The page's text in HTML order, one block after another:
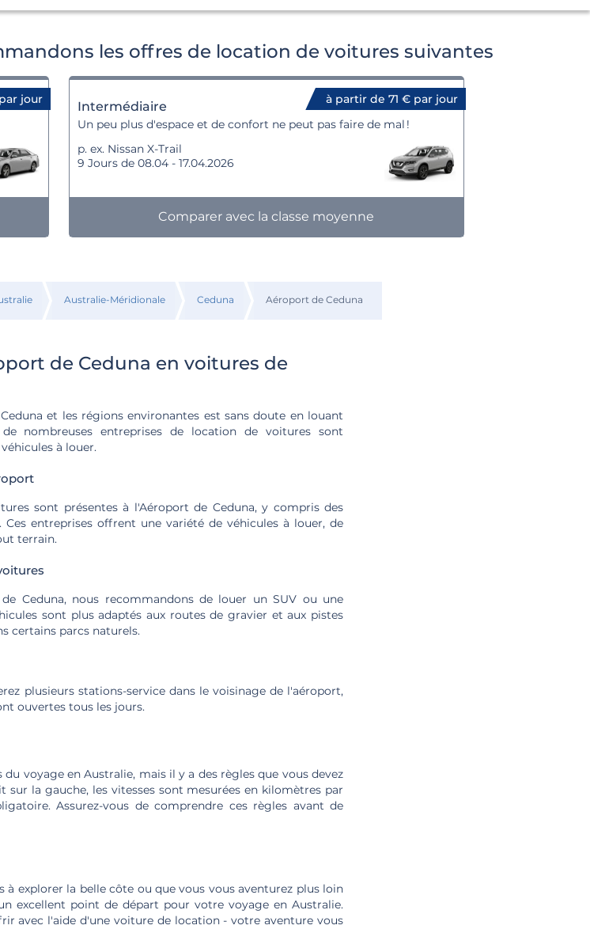
les offres de location de voitures suivantes
jour à partir de 71 € par jour
Intermédiaire
Un peu plus d'espace et de confort ne peut pas faire de mal !
p. ex. Nissan X-Trail
9 Jours de 08.04 - 17.04.2026
Comparer avec la classe moyenne
Australie-Méridionale Ceduna Aéroport de Ceduna
de Ceduna en voitures de
et les régions environantes est sans doute en louant
nombreuses entreprises de location de voitures sont
à louer.
sont présentes à l'Aéroport de Ceduna, y compris des
entreprises offrent une variété de véhicules à louer, de
terrain.
Ceduna, nous recommandons de louer un SUV ou une
sont plus adaptés aux routes de gravier et aux pistes
certains parcs naturels.
plusieurs stations-service dans le voisinage de l'aéroport,
ouvertes tous les jours.
voyage en Australie, mais il y a des règles que vous devez
sur la gauche, les vitesses sont mesurées en kilomètres par
Assurez-vous de comprendre ces règles avant de
à explorer la belle côte ou que vous vous aventurez plus loin
excellent point de départ pour votre voyage en Australie.
avec l'aide d'une voiture de location - votre aventure vous